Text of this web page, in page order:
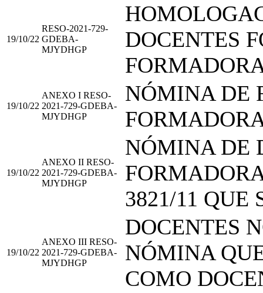
19/10/22
RESO-2021-729-
GDEBA-
MJYDHGP
DOCENTES
19/10/22
ANEXO I RESO-
2021-729-GDEBA-
MJYDHGP
NÓMINA DE
19/10/22
ANEXO II RESO-
2021-729-GDEBA-
MJYDHGP
NÓMINA DE
3821/11 QUE
19/10/22
ANEXO III RESO-
2021-729-GDEBA-
MJYDHGP
DOCENTES
NÓMINA
COMO